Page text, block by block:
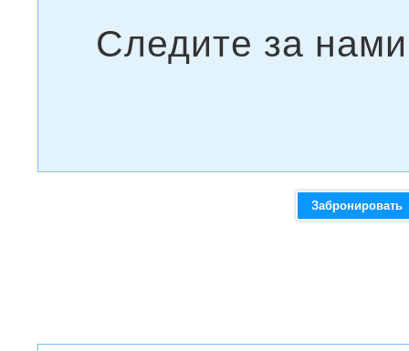
Забронировать